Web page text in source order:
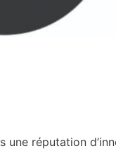
une réputation